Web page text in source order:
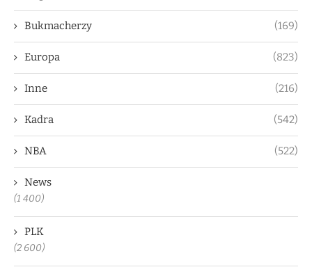
Bukmacherzy (169)
Europa (823)
Inne (216)
Kadra (542)
NBA (522)
News
(1 400)
PLK
(2 600)